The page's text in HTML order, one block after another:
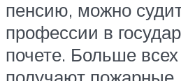
пенсию, можно
профессии в
почете. Больше